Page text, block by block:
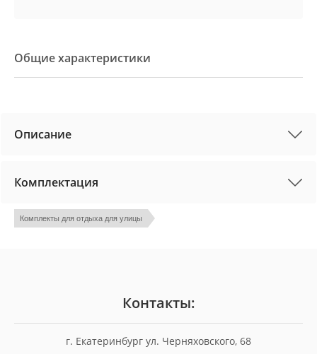
Общие характеристики
Описание
Комплектация
Комплекты для отдыха для улицы
Контакты:
г. Екатеринбург ул. Черняховского, 68